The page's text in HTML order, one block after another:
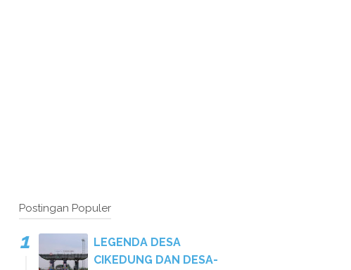
Postingan Populer
LEGENDA DESA
CIKEDUNG DAN DESA-